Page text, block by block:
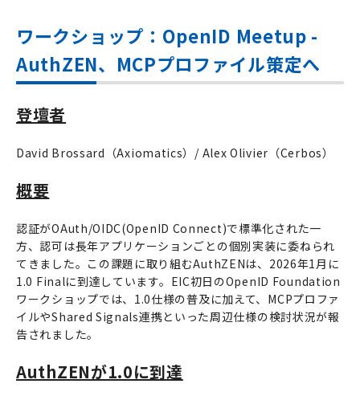
ワークショップ：OpenID Meetup -
AuthZEN、MCPプロファイル策定へ
登壇者
David Brossard（Axiomatics）/ Alex Olivier（Cerbos）
概要
認証がOAuth/OIDC(OpenID Connect)で標準化された一
方、認可は長年アプリケーションごとの個別実装に委ねられ
てきました。この課題に取り組むAuthZENは、2026年1月に
1.0 Finalに到達しています。EIC初日のOpenID Foundation
ワークショップでは、1.0仕様の普及に加えて、MCPプロファ
イルやShared Signals連携といった周辺仕様の検討状況が報
告されました。
AuthZENが1.0に到達